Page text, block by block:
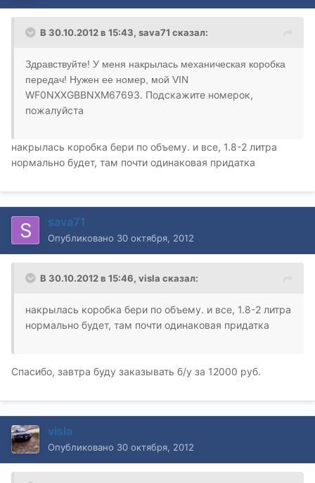
В 30.10.2012 в 15:43, sava71 сказал:
Здравствуйте! У меня накрылась механическая коробка
передач! Нужен ее номер, мой VIN
WF0NXXGBBNXM67693. Подскажите номерок,
пожалуйста
накрылась коробка бери по объему. и все, 1.8-2 литра
нормально будет, там почти одинаковая придатка
sava71
Опубликовано 30 октября, 2012
В 30.10.2012 в 15:46, visla сказал:
накрылась коробка бери по объему. и все, 1.8-2 литра
нормально будет, там почти одинаковая придатка
Спасибо, завтра буду заказывать б/у за 12000 руб.
visla
Опубликовано 30 октября, 2012